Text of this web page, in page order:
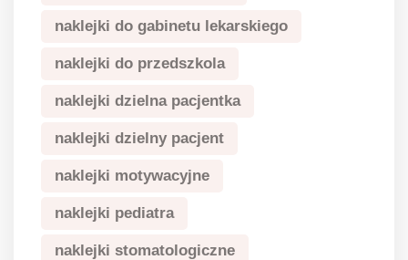
naklejki do gabinetu lekarskiego
naklejki do przedszkola
naklejki dzielna pacjentka
naklejki dzielny pacjent
naklejki motywacyjne
naklejki pediatra
naklejki stomatologiczne